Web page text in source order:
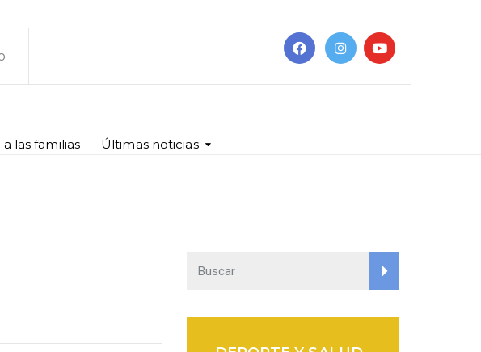
las familias Últimas noticias